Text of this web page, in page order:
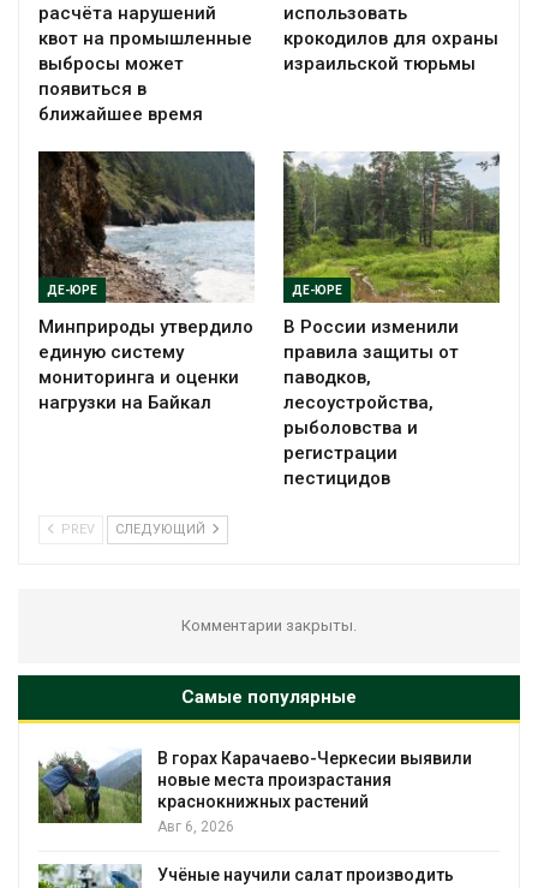
расчёта нарушений
квот на промышленные
выбросы может
появиться в
ближайшее время
использовать
крокодилов для охраны
израильской тюрьмы
ДЕ-ЮРЕ
Минприроды утвердило
единую систему
мониторинга и оценки
нагрузки на Байкал
ДЕ-ЮРЕ
В России изменили
правила защиты от
паводков,
лесоустройства,
рыболовства и
регистрации
пестицидов
PREV СЛЕДУЮЩИЙ
Комментарии закрыты.
Самые популярные
В горах Карачаево-Черкесии выявили
новые места произрастания
краснокнижных растений
Авг 6, 2026
Учёные научили салат производить